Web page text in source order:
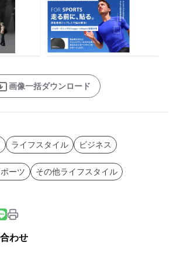
画像一括ダウンロード
ライフスタイル ビジネス
ーツ
その他ライフスタイル
わせ